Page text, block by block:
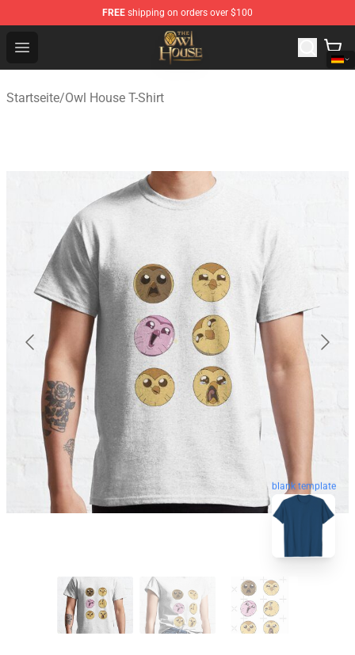
FREE shipping on orders over $100
Open menu
The Owl House Store - Official The Owl House
Startseite/Owl House T-Shirt
blank template